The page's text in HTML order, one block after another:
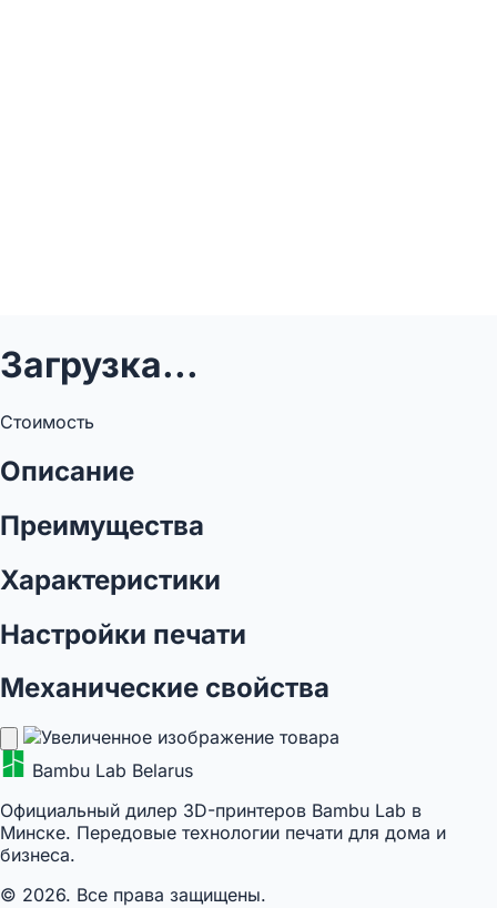
Загрузка...
Стоимость
Описание
Преимущества
Характеристики
Настройки печати
Механические свойства
Bambu Lab Belarus
Официальный дилер 3D-принтеров Bambu Lab в
Минске. Передовые технологии печати для дома и
бизнеса.
© 2026. Все права защищены.